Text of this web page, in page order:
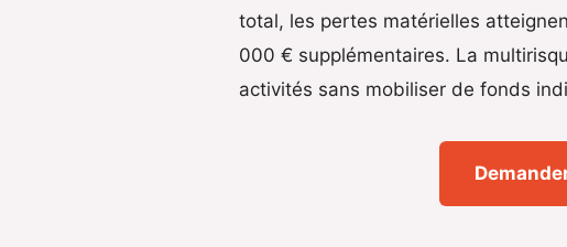
total, les pertes matérielles
000 € supplémentaires. La
activités sans mobiliser de fonds